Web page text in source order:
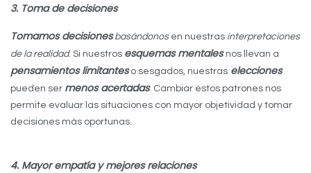
3. Toma de decisiones
Tomamos decisiones basándonosen nuestras interpretaciones
de la realidad. Si nuestros esquemas mentales nos llevan a
pensamientos limitanteso sesgados, nuestras elecciones
pueden ser menos acertadas. Cambiar estos patrones nos
permite evaluar las situaciones con mayor objetividad y tomar
decisiones más oportunas.
4. Mayor empatía y mejores relaciones